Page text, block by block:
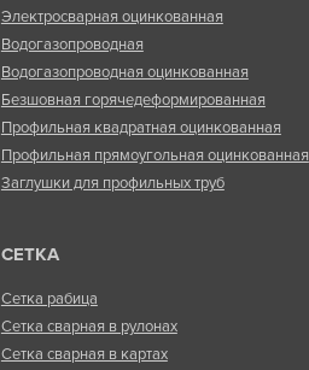
Электросварная оцинкованная
Водогазопроводная
Водогазопроводная оцинкованная
Безшовная горячедеформированная
Профильная квадратная оцинкованная
Профильная прямоугольная оцинкованная
Заглушки для профильных труб
СЕТКА
Сетка рабица
Сетка сварная в рулонах
Сетка сварная в картах